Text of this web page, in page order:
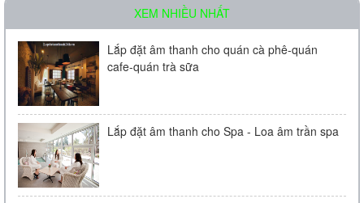
XEM NHIỀU NHẤT
Lắp đặt âm thanh cho quán cà phê-quán
cafe-quán trà sữa
Lắp đặt âm thanh cho Spa - Loa âm trần spa